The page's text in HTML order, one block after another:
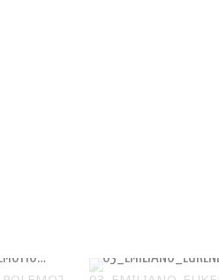
02_ELENA_LEIRE_CRUZ_FERNANDEZ_POLEMOTIONS_GC